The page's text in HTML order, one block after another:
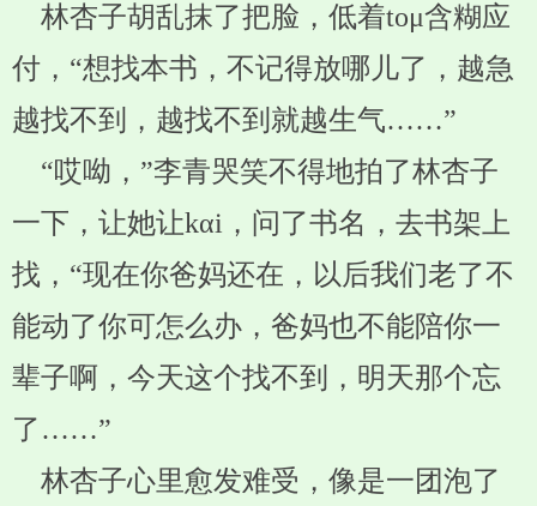
林杏子胡乱抹了把脸，低着toμ含糊应
付，“想找本书，不记得放哪儿了，越急
越找不到，越找不到就越生气……”
“哎呦，”李青哭笑不得地拍了林杏子
一下，让她让kαi，问了书名，去书架上
找，“现在你爸妈还在，以后我们老了不
能动了你可怎么办，爸妈也不能陪你一
辈子啊，今天这个找不到，明天那个忘
了……”
林杏子心里愈发难受，像是一团泡了